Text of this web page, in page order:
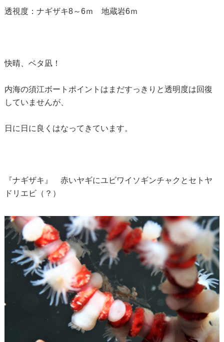
透視度：ナギザキ8～6ｍ 地蔵岩6ｍ
快晴、ベタ凪！
内海の須江ボートポイントはまだすっきりと透明度は回復
していませんが、
日に日に良くはなってきています。
『ナギザキ』 赤いヤギにユビワイソギンチャクとセトヤ
ドリエビ（？）